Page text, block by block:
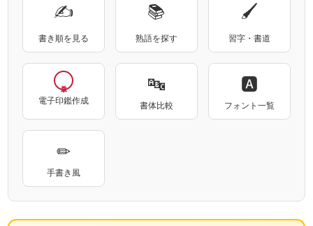
✍
書き順を見る
📚
熟語を探す
🖌
習字・書道
電子印鑑作成
🔤
書体比較
🅰
フォント一覧
✏
手書き風